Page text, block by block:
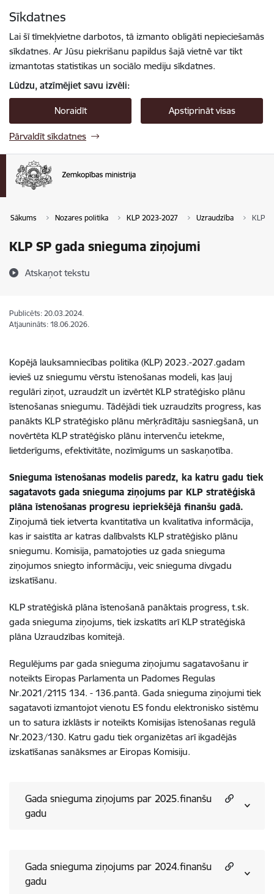
Sīkdatnes
Lai šī tīmekļvietne darbotos, tā izmanto obligāti nepieciešamās
sīkdatnes. Ar Jūsu piekrišanu papildus šajā vietnē var tikt
izmantotas statistikas un sociālo mediju sīkdatnes.
Lūdzu, atzīmējiet savu izvēli:
Noraidīt Apstiprināt visas
Pārvaldīt sīkdatnes
Sākums Nozares politika KLP 2023-2027 Uzraudzība KLP
KLP SP gada snieguma ziņojumi
Atskaņot tekstu
Publicēts: 20.03.2024.
Atjaunināts: 18.06.2026.
Kopējā lauksamniecības politika (KLP) 2023.-2027.gadam
ievieš uz sniegumu vērstu īstenošanas modeli, kas ļauj
regulāri ziņot, uzraudzīt un izvērtēt KLP stratēģisko plānu
īstenošanas sniegumu. Tādējādi tiek uzraudzīts progress, kas
panākts KLP stratēģisko plānu mērķrādītāju sasniegšanā, un
novērtēta KLP stratēģisko plānu intervenču ietekme,
lietderīgums, efektivitāte, nozīmīgums un saskaņotība.
Snieguma īstenošanas modelis paredz, ka katru gadu tiek
sagatavots gada snieguma ziņojums par KLP stratēģiskā
plāna īstenošanas progresu iepriekšējā finanšu gadā.
Ziņojumā tiek ietverta kvantitatīva un kvalitatīva informācija,
kas ir saistīta ar katras dalībvalsts KLP stratēģisko plānu
sniegumu. Komisija, pamatojoties uz gada snieguma
ziņojumos sniegto informāciju, veic snieguma divgadu
izskatīšanu.
KLP stratēģiskā plāna īstenošanā panāktais progress, t.sk.
gada snieguma ziņojums, tiek izskatīts arī KLP stratēģiskā
plāna Uzraudzības komitejā.
Regulējums par gada snieguma ziņojumu sagatavošanu ir
noteikts Eiropas Parlamenta un Padomes Regulas
Nr.2021/2115 134. - 136.pantā. Gada snieguma ziņojumi tiek
sagatavoti izmantojot vienotu ES fondu elektronisko sistēmu
un to satura izklāsts ir noteikts Komisijas īstenošanas regulā
Nr.2023/130. Katru gadu tiek organizētas arī ikgadējās
izskatīšanas sanāksmes ar Eiropas Komisiju.
Gada snieguma ziņojums par 2025.finanšu
gadu
Gada snieguma ziņojums par 2024.finanšu
gadu